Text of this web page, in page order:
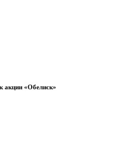
акции «Обелиск»